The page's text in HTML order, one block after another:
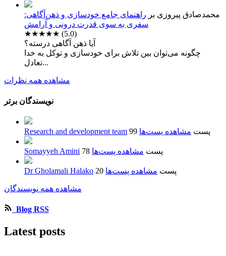
محمدصادق پیروزی بر راهنمای جامع خودسازی و ذهن‌آگاهی:
سفری به سوی قدرت درونی و آرامش
★★★★★ (5.0)
آیا ذهن آگاهی درسته؟
چگونه می‌توان بین تلاش برای خودسازی و توکل به خدا
تعادل...
مشاهده همه نظرات
نویسندگان برتر
Research and development team 99 پست مشاهده پست‌ها
Somayyeh Amini 78 پست مشاهده پست‌ها
Dr Gholamali Halako 20 پست مشاهده پست‌ها
مشاهده همه نویسندگان
Blog RSS
Latest posts